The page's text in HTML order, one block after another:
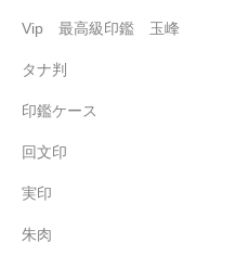
Vip 最高級印鑑 玉峰
タナ判
印鑑ケース
回文印
実印
朱肉